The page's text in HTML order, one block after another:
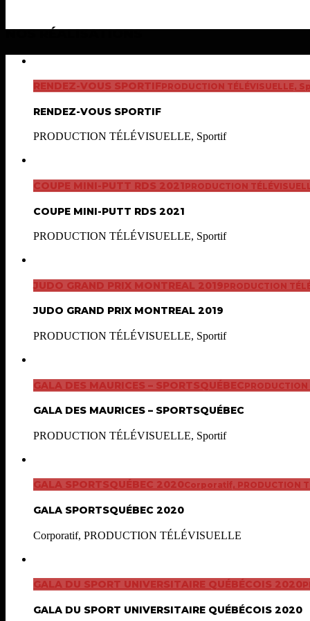
NOS RÉALISATIONS
RENDEZ-VOUS SPORTIF PRODUCTION TÉLÉVISUELLE,
RENDEZ-VOUS SPORTIF
PRODUCTION TÉLÉVISUELLE, Sportif
COUPE MINI-PUTT RDS 2021 PRODUCTION
COUPE MINI-PUTT RDS 2021
PRODUCTION TÉLÉVISUELLE, Sportif
JUDO GRAND PRIX MONTREAL 2019PRODUCTION
JUDO GRAND PRIX MONTREAL 2019
PRODUCTION TÉLÉVISUELLE, Sportif
GALA DES MAURICES – SPORTSQUÉBEC
GALA DES MAURICES – SPORTSQUÉBEC
PRODUCTION TÉLÉVISUELLE, Sportif
GALA SPORTSQUÉBEC 2020Corporatif, PRODUCTION
GALA SPORTSQUÉBEC 2020
Corporatif, PRODUCTION TÉLÉVISUELLE
GALA DU SPORT UNIVERSITAIRE QUÉBÉCOIS 2020
GALA DU SPORT UNIVERSITAIRE QUÉBÉCOIS 2020